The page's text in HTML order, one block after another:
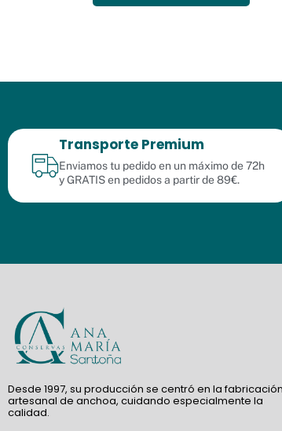
Transporte Premium
Enviamos tu pedido en un máximo de 72h
y GRATIS en pedidos a partir de 89€.
Desde 1997, su producción se centró en la fabricación
artesanal de anchoa, cuidando especialmente la
calidad.